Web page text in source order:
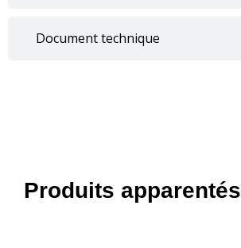
Document technique
Produits apparentés